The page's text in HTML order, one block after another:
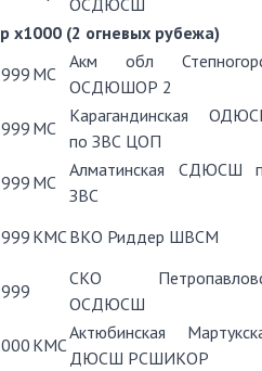
ОСДЮСШ
х1000 (2 огневых рубежа)
МС
Акм обл
ОСДЮШОР 2
МС
Карагандинская
по ЗВС ЦОП
МС
Алматинская СДЮСШ
ЗВС
КМС ВКО Риддер ШВСМ
СКО
ОСДЮСШ
КМС
Актюбинская
ДЮСШ РСШИКОР